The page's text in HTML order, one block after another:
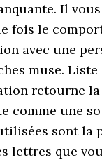
Il
fois le
avec une
muse.
retourne
comme une
sont la
lettres que